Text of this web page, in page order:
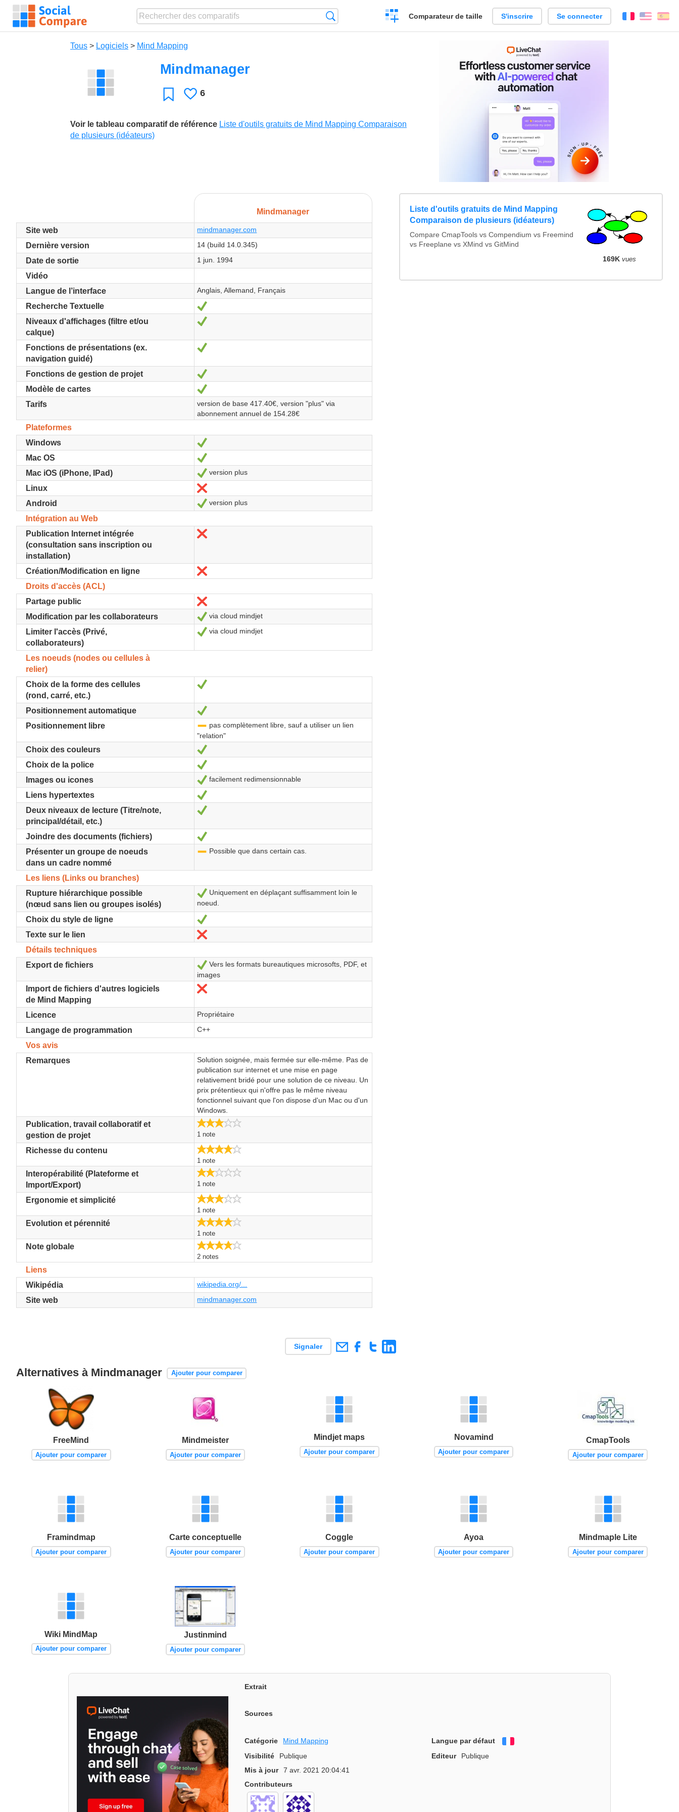
Créer
un
Comparateur de taille S'inscrire Se connecter FrançaisEnglish
Tous > Logiciels > Mind Mapping
Mindmanager
Favori J'aime
6
Voir le tableau comparatif de référence Liste d'outils gratuits de Mind Mapping Comparaison
de plusieurs (idéateurs)
Mindmanager
Site web mindmanager.com
Dernière version 14 (build 14.0.345)
Date de sortie 1 jun. 1994
Vidéo
Langue de l’interface
Anglais, Allemand, Français
Recherche Textuelle Oui
Niveaux d'affichages (filtre et/ou
calque)
Fonctions de présentations (ex.
navigation guidé)
Oui
Fonctions de gestion de projet
Modèle de cartes
Tarifs
version de base 417.40€, version "plus" via
abonnement annuel de 154.28€
Plateformes
Windows
Mac OS Oui
Mac iOS (iPhone, IPad) Oui
version plus
Linux Non
Android Oui
version plus
Intégration au Web
Publication Internet intégrée
(consultation sans inscription ou
installation)
Non
Création/Modification en ligne Non
Droits d'accès (ACL)
Partage public
Non
Modification par les collaborateurs Oui
via cloud mindjet
Limiter l'accès (Privé,
collaborateurs)
Oui
via cloud mindjet
Les noeuds (nodes ou cellules à
relier)
Choix de la forme des cellules
(rond, carré, etc.)
Oui
Positionnement automatique
Positionnement libre
pas complètement libre, sauf a utiliser un lien
"relation"
Choix des couleurs
Choix de la police Oui
Images ou icones Oui
facilement redimensionnable
Liens hypertextes Oui
Deux niveaux de lecture (Titre/note,
principal/détail, etc.)
Joindre des documents (fichiers) Oui
Présenter un groupe de noeuds
dans un cadre nommé
Possible que dans certain cas.
Les liens (Links ou branches)
Rupture hiérarchique possible
(nœud sans lien ou groupes isolés)
Oui
Uniquement en déplaçant suffisamment loin le
noeud.
Choix du style de ligne Oui
Texte sur le lien Non
Détails techniques
Export de fichiers
Oui
Vers les formats bureautiques microsofts, PDF, et
images
Import de fichiers d'autres logiciels
de Mind Mapping
Non
Licence Propriétaire
Langage de programmation C++
Vos avis
Remarques
Solution soignée, mais fermée sur elle-même. Pas de
publication sur internet et une mise en page
relativement bridé pour une solution de ce niveau. Un
prix prétentieux qui n'offre pas le même niveau
fonctionnel suivant que l'on dispose d'un Mac ou d'un
Windows.
Publication, travail collaboratif et
gestion de projet
1 note
Richesse du contenu
1 note
Interopérabilité (Plateforme et
Import/Export)
1 note
Ergonomie et simplicité
1 note
Evolution et pérennité
1 note
Note globale
2 notes
Liens
Wikipédia
wikipedia.org/...
Site web mindmanager.com
Liste d'outils gratuits de Mind Mapping
Comparaison de plusieurs (idéateurs)
Compare CmapTools vs Compendium vs Freemind
vs Freeplane vs XMind vs GitMind
169K vues
Signaler
Alternatives à Mindmanager Ajouter pour comparer
FreeMind
Ajouter pour comparer
Mindmeister
Ajouter pour comparer
Mindjet maps
Ajouter pour comparer
Novamind
Ajouter pour comparer
CmapTools
Ajouter pour comparer
Framindmap
Ajouter pour comparer
Carte conceptuelle
Ajouter pour comparer
Coggle
Ajouter pour comparer
Ayoa
Ajouter pour comparer
Mindmaple Lite
Ajouter pour comparer
Wiki MindMap
Ajouter pour comparer
Justinmind
Ajouter pour comparer
Extrait
Sources
Catégorie Mind Mapping Langue par défaut
Français
Visibilité
Publique Editeur
Publique
Mis à jour
7 avr. 2021 20:04:41
Contributeurs